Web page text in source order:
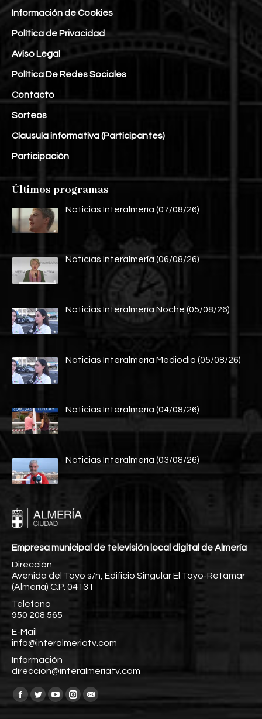
Información de Cookies
Política de Privacidad
Aviso Legal
Política De Redes Sociales
Contacto
Sorteos
Clausula informativa (Participantes)
Participación
Últimos programas
Noticias Interalmería (07/08/26)
Noticias Interalmería (06/08/26)
Noticias Interalmería Noche (05/08/26)
Noticias Interalmería Mediodía (05/08/26)
Noticias Interalmería (04/08/26)
Noticias Interalmería (03/08/26)
Empresa municipal de televisión local digital de Almería
Dirección
Avenida del Toyo s/n, Edificio Singular El Toyo-Retamar
(Almería) C.P. 04131
Teléfono
950 208 565
E-Mail
info@interalmeriatv.com
Información
direccion@interalmeriatv.com
Encuéntranos en:
Facebook
TwitterYouTube
Instagram
Mail